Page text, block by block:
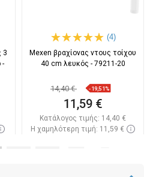
3
-
(4)
Mexen βραχίονας ντους τοίχου
40 cm λευκός - 79211-20
14,40 € -19,51%
11,59 €
Κατάλογος τιμής: 14,40 €
Η χαμηλότερη τιμή: 11,59 €